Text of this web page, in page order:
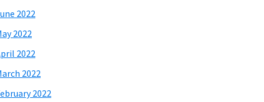
2022
2022
2022
2022
2022